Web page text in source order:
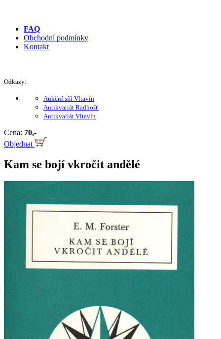
FAQ
Obchodní podmínky
Kontakt
Odkazy:
Aukční síň Vltavín
Antikvariát Radhošť
Antikvariát Vltavín
Cena: 70,-
Objednat
Kam se bojí vkročit andělé